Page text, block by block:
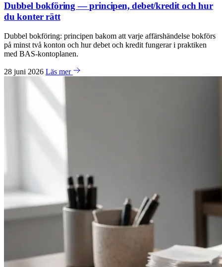
Dubbel bokföring — principen, debet/kredit och hur
du konter rätt
Dubbel bokföring: principen bakom att varje affärshändelse bokförs
på minst två konton och hur debet och kredit fungerar i praktiken
med BAS-kontoplanen.
28 juni 2026 Läs mer